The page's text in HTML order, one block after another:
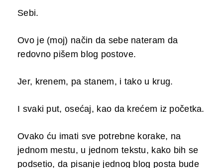
Sebi.
Ovo je (moj) način da sebe nateram da
redovno pišem blog postove.
Jer, krenem, pa stanem, i tako u krug.
I svaki put, osećaj, kao da krećem iz početka.
Ovako ću imati sve potrebne korake, na
jednom mestu, u jednom tekstu, kako bih se
podsetio, da pisanje jednog blog posta bude